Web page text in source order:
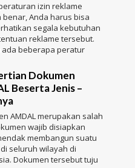
izin reklame
benar, Anda harus bisa
segala kebutuhan
reklame tersebut.
ada beberapa peratur
Dokumen
Beserta Jenis –
AMDAL merupakan salah
wajib disiapkan
membangun suatu
seluruh wilayah di
Dokumen tersebut tuju